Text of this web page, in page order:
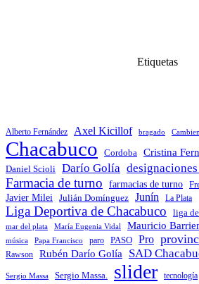
Etiquetas
Alberto Fernández Axel Kicillof bragado
Chacabuco Cordoba Cristina
Daniel Scioli Darío Golía
Farmacia de turno farmacias de turno
Javier Milei Julián Domínguez Junín La Plata
Liga Deportiva de Chacabuco liga
mar del plata María Eugenia Vidal Mauricio
música Papa Francisco paro PASO Pro
Rawson Rubén Darío Golía SAD
Sergio Massa Sergio Massa. slider tecnología